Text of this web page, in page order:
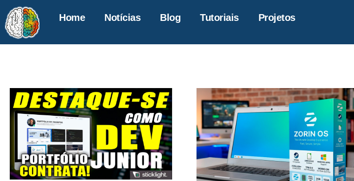
Home Notícias Blog Tutoriais Projetos